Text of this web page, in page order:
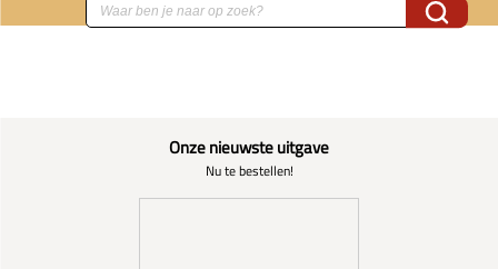
Onze nieuwste uitgave
Nu te bestellen!